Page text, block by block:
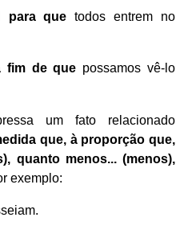
para que todos entrem no
fim de que possamos vê-lo
um fato relacionado
que, à proporção que,
quanto menos... (menos),
exemplo: